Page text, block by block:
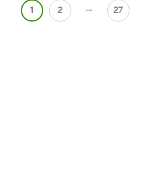
1 2 ... 27